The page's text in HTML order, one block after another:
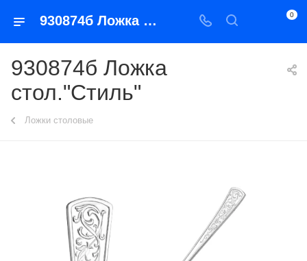
930874б Ложка стол."Стиль" 0
930874б Ложка
стол."Стиль"
Ложки столовые